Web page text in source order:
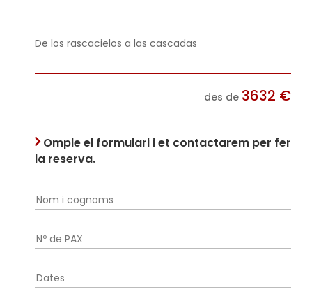
De los rascacielos a las cascadas
des de 3632 €
Omple el formulari i et contactarem per fer
la reserva.